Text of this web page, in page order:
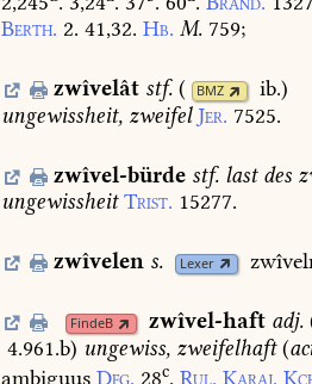
Berth. 2. 41,32. Hb. M. 759;
zwîvelât stf. ( BMZ ib.)
ungewissheit, zweifel Jer. 7525.
zwîvel-bürde stf. lastdes
ungewissheit Trist. 15277.
zwîvelen s. Lexer
FindeB zwîvel-haft adj.
4.961.b) ungewiss, zweifelhaft(
ambiguus Dfg. 28c. Rul. Karaj.